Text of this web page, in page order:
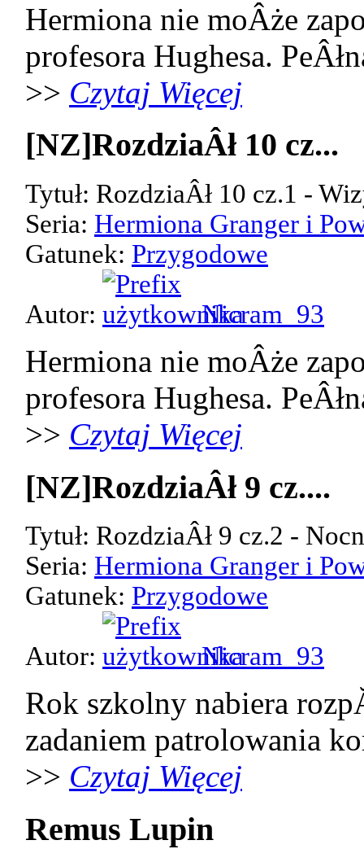
Hermiona nie moÂże
profesora Hughesa.
>> Czytaj Więcej
[NZ]RozdziaÂł 10 cz...
Tytuł: RozdziaÂł 10 cz.1 -
Seria: Hermiona Granger i
Gatunek: Przygodowe
Autor: Nicram_93
Hermiona nie moÂże
profesora Hughesa.
>> Czytaj Więcej
[NZ]RozdziaÂł 9 cz....
Tytuł: RozdziaÂł 9 cz.2 -
Seria: Hermiona Granger i
Gatunek: Przygodowe
Autor: Nicram_93
Rok szkolny nabiera
zadaniem patrolowania
>> Czytaj Więcej
Remus Lupin